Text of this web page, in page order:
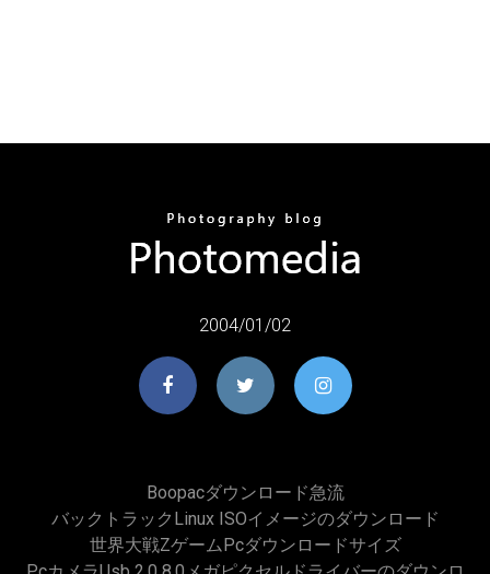
2004/01/02
Boopacダウンロード急流
バックトラックLinux ISOイメージのダウンロード
世界大戦zゲームpcダウンロードサイズ